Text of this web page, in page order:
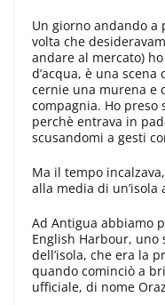
Un giorno andando a
volta che
andare al mercato)
d’acqua, è una
cernie una murena e
compagnia. Ho pre­so
perchè entrava in
scusandomi a gesti
Ma il tempo
alla media di un’isola
Ad Antigua abbia­mo
English Harbour,
dell’isola, che era la
quando cominciò a
ufficiale, di nome